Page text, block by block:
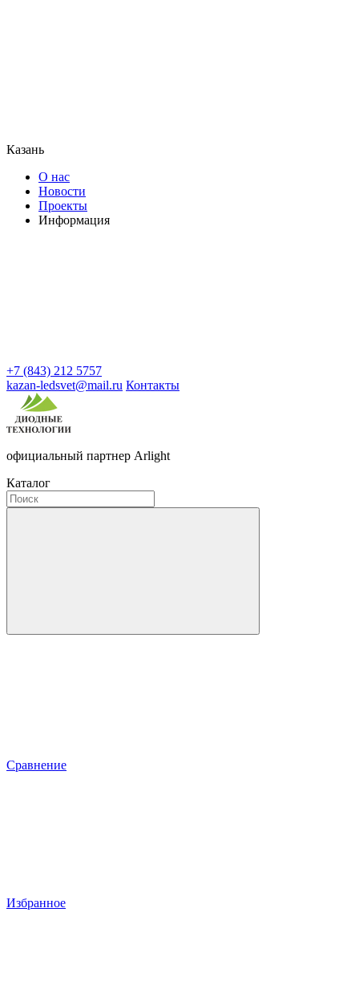
Казань
О нас
Новости
Проекты
Информация
+7 (843) 212 5757
kazan-ledsvet@mail.ru Контакты
официальный партнер Arlight
Каталог
Сравнение
Избранное